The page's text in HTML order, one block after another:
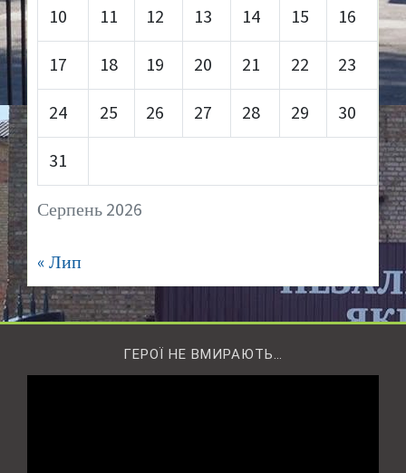
Серпень 2026
10 11 12 13 14 15 16
17 18 19 20 21 22 23
24 25 26 27 28 29 30
31
« Лип
ГЕРОЇ НЕ ВМИРАЮТЬ…